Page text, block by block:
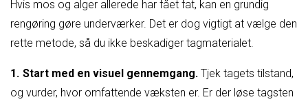
Hvis mos og alger allerede har fået fat, kan en grundig
rengøring gøre underværker. Det er dog vigtigt at vælge den
rette metode, så du ikke beskadiger tagmaterialet.
Start med en visuel gennemgang. Tjek tagets tilstand,
og vurder, hvor omfattende væksten er. Er der løse tagsten